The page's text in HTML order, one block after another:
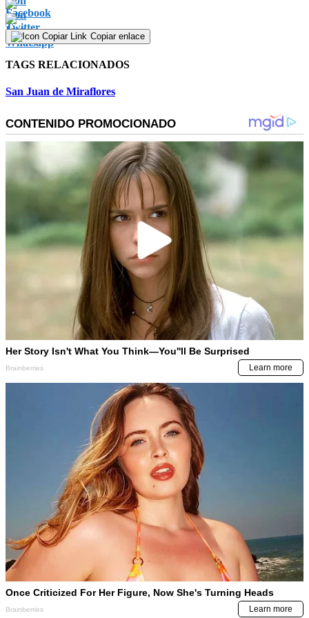
Copiar enlace
TAGS RELACIONADOS
San Juan de Miraflores